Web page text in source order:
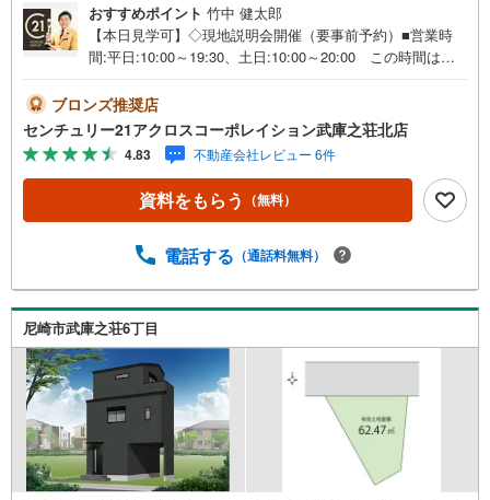
おすすめポイント 竹中 健太郎
【本日見学可】◇現地説明会開催（要事前予約）■営業時
間:平日:10:00～19:30、土日:10:00～20:00 この時間はお
フィールド稲葉荘3丁目 前面道路広々角地区画につき日当
たり良好、開放感がある区画です。JR立花駅とJR甲子園口
駅の利用が便利な立地です。＝＝センチュリー21アクロス
グループの3つの特徴＝＝＝■センチュリー21グループで28
年連続No.1（1997年～2024年兵庫地区仲介実績） 尼崎・
伊丹・西宮・宝塚にて8店舗展開中。阪神間での購入や売却
備 8店舗すべて駅前にございますが、お車でのお越しも大
件多数ございます。 地域密着の当店では2000万円台の新
築戸建や、1000万円台の中古マンションを始め多数物件を
取り扱っています。Yahoo！不動産に掲載しきれない物件
もご紹介できます。お気軽にお問合せください。弊社
ブロンズ推奨店
センチュリー21アクロスコーポレイション武庫之荘北店
4.83 不動産会社レビュー 6件
資料をもらう （無料）
電話する （通話料無料）
尼崎市武庫之荘6丁目